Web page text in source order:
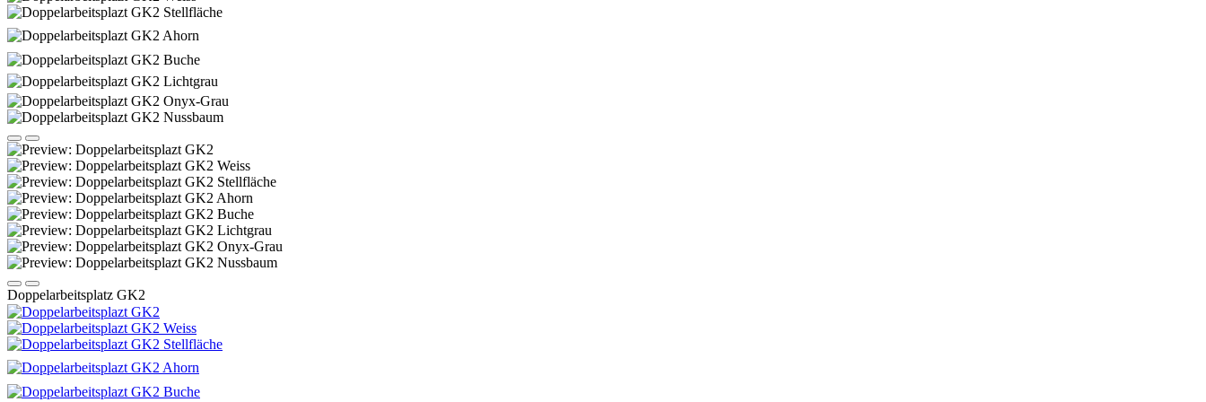
Doppelarbeitsplatz GK2